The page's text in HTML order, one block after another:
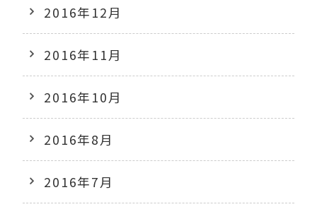
2016年12月
2016年11月
2016年10月
2016年8月
2016年7月